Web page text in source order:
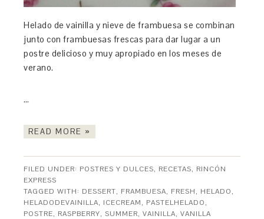
Helado de vainilla y nieve de frambuesa se combinan
junto con frambuesas frescas para dar lugar a un
postre delicioso y muy apropiado en los meses de
verano.
…
READ MORE »
FILED UNDER: POSTRES Y DULCES, RECETAS, RINCÓN
EXPRESS
TAGGED WITH: DESSERT, FRAMBUESA, FRESH, HELADO,
HELADODEVAINILLA, ICECREAM, PASTELHELADO,
POSTRE, RASPBERRY,SUMMER,VAINILLA,VANILLA